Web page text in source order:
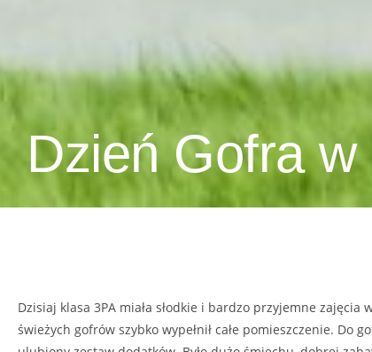
Dzień Gofra
Dzisiaj klasa 3PA miała słodkie i bardzo przyjemne
świeżych gofrów szybko wypełnił całe pomieszczenie. Do